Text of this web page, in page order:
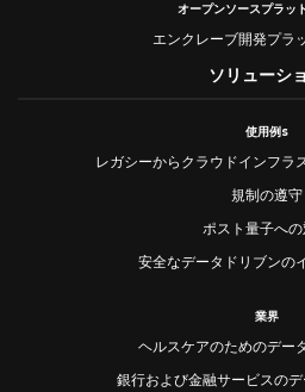
オープンソースプラッ
エンクレーブ開発プラ
ソリューシ
使用例s
レガシーからクラウドインフラ
規制の遵守
ポスト量子へ
安全なデータドリブンの
業界
ヘルスケアのためのデー
銀行および金融サービスの